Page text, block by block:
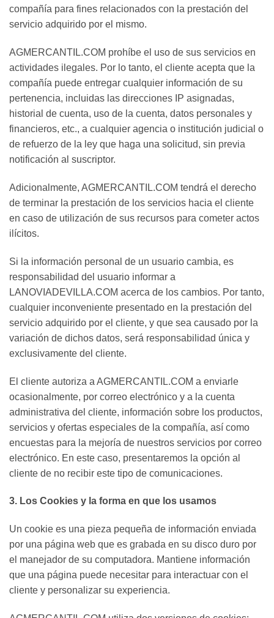
compañía para fines relacionados con la prestación del
servicio adquirido por el mismo.
AGMERCANTIL.COM prohíbe el uso de sus servicios en
actividades ilegales. Por lo tanto, el cliente acepta que la
compañía puede entregar cualquier información de su
pertenencia, incluidas las direcciones IP asignadas,
historial de cuenta, uso de la cuenta, datos personales y
financieros, etc., a cualquier agencia o institución judicial o
de refuerzo de la ley que haga una solicitud, sin previa
notificación al suscriptor.
Adicionalmente, AGMERCANTIL.COM tendrá el derecho
de terminar la prestación de los servicios hacia el cliente
en caso de utilización de sus recursos para cometer actos
ilícitos.
Si la información personal de un usuario cambia, es
responsabilidad del usuario informar a
LANOVIADEVILLA.COM acerca de los cambios. Por tanto,
cualquier inconveniente presentado en la prestación del
servicio adquirido por el cliente, y que sea causado por la
variación de dichos datos, será responsabilidad única y
exclusivamente del cliente.
El cliente autoriza a AGMERCANTIL.COM a enviarle
ocasionalmente, por correo electrónico y a la cuenta
administrativa del cliente, información sobre los productos,
servicios y ofertas especiales de la compañía, así como
encuestas para la mejoría de nuestros servicios por correo
electrónico. En este caso, presentaremos la opción al
cliente de no recibir este tipo de comunicaciones.
3. Los Cookies y la forma en que los usamos
Un cookie es una pieza pequeña de información enviada
por una página web que es grabada en su disco duro por
el manejador de su computadora. Mantiene información
que una página puede necesitar para interactuar con el
cliente y personalizar su experiencia.